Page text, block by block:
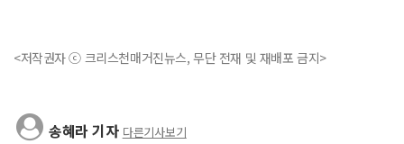
<저작권자 ⓒ 크리스천매거진뉴스, 무단 전재 및 재배포 금지>
송혜라 기자 다른기사보기